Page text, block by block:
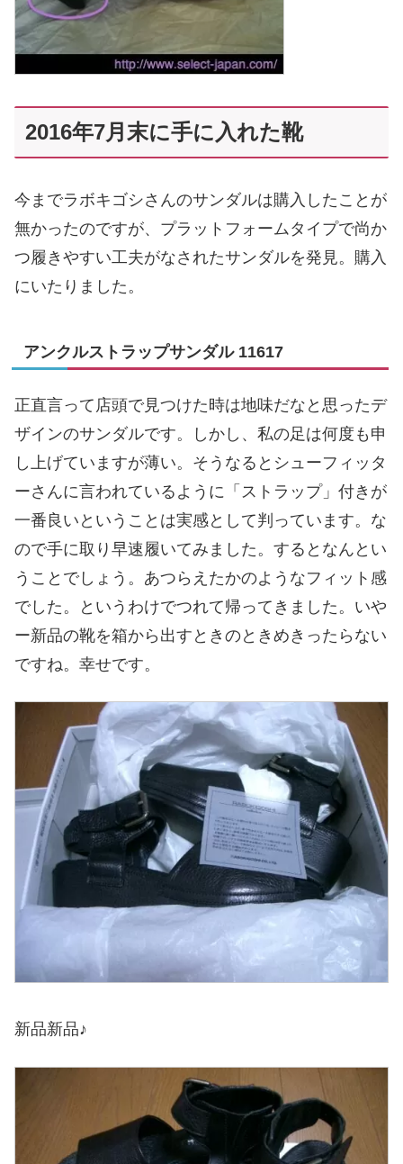
2016年7月末に手に入れた靴
今までラボキゴシさんのサンダルは購入したことが
無かったのですが、プラットフォームタイプで尚か
つ履きやすい工夫がなされたサンダルを発見。購入
にいたりました。
アンクルストラップサンダル 11617
正直言って店頭で見つけた時は地味だなと思ったデ
ザインのサンダルです。しかし、私の足は何度も申
し上げていますが薄い。そうなるとシューフィッタ
ーさんに言われているように「ストラップ」付きが
一番良いということは実感として判っています。な
ので手に取り早速履いてみました。するとなんとい
うことでしょう。あつらえたかのようなフィット感
でした。というわけでつれて帰ってきました。いや
ー新品の靴を箱から出すときのときめきったらない
ですね。幸せです。
新品新品♪